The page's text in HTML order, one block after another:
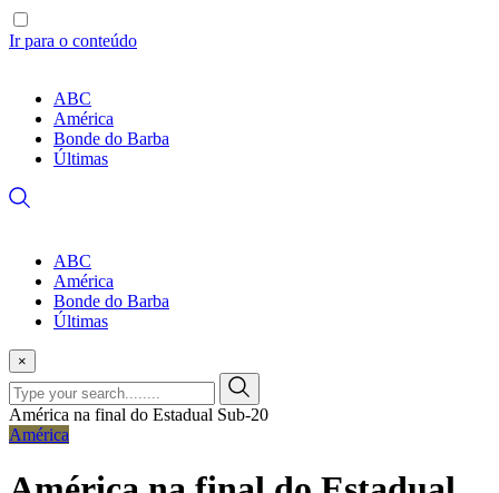
Ir para o conteúdo
ABC
América
Bonde do Barba
Últimas
ABC
América
Bonde do Barba
Últimas
×
América na final do Estadual Sub-20
América